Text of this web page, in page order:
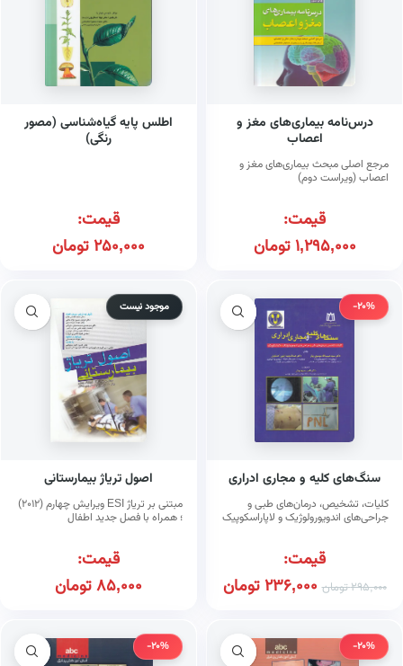
درس‌نامه بیماری‌های مغز و
اعصاب
مرجع اصلی مبحث بیماری‌های مغز و
اعصاب (ویراست دوم)
قیمت:
1,295,000تومان
اطلس پایه گیاه‌شناسی (مصور
رنگی)
قیمت:
250,000تومان
-20%
سنگ‌های کلیه و مجاری ادراری
کلیات، تشخیص، درمان‌های طبی و
جراحی‌های اندویورولوژیک و لاپاراسکوپیک
قیمت:
295,000تومان 236,000تومان
موجود نیست
اصول تریاژ بیمارستانی
مبتنی بر تریاژ ESI ویرایش چهارم (۲۰۱۲)
؛ همراه با فصل جدید اطفال
قیمت:
85,000تومان
-20%
-20%